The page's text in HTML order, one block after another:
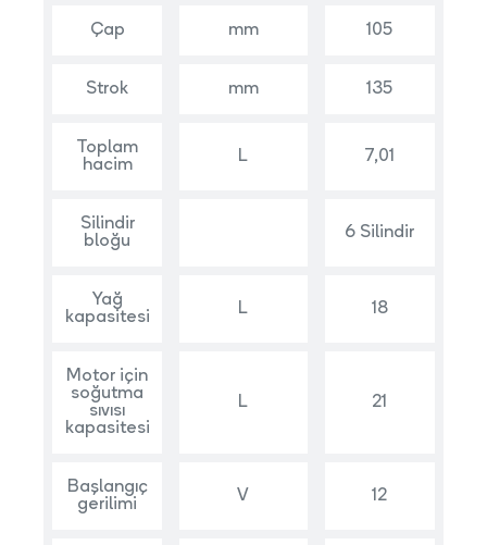
Çap mm 105
Strok mm 135
Toplam
hacim
L 7,01
Silindir
bloğu
6 Silindir
Yağ
kapasitesi
L 18
Motor için
soğutma
sıvısı
kapasitesi
L 21
Başlangıç
gerilimi
V 12